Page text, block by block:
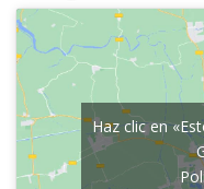
Haz clic en